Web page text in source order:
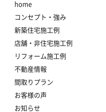
home
コンセプト・強み
新築住宅施工例
店舗・非住宅施工例
リフォーム施工例
不動産情報
間取りプラン
お客様の声
お知らせ